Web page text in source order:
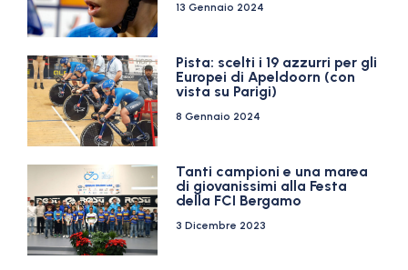
13 Gennaio 2024
Pista: scelti i 19 azzurri per gli
Europei di Apeldoorn (con
vista su Parigi)
8 Gennaio 2024
Tanti campioni e una marea
di giovanissimi alla Festa
della FCI Bergamo
3 Dicembre 2023